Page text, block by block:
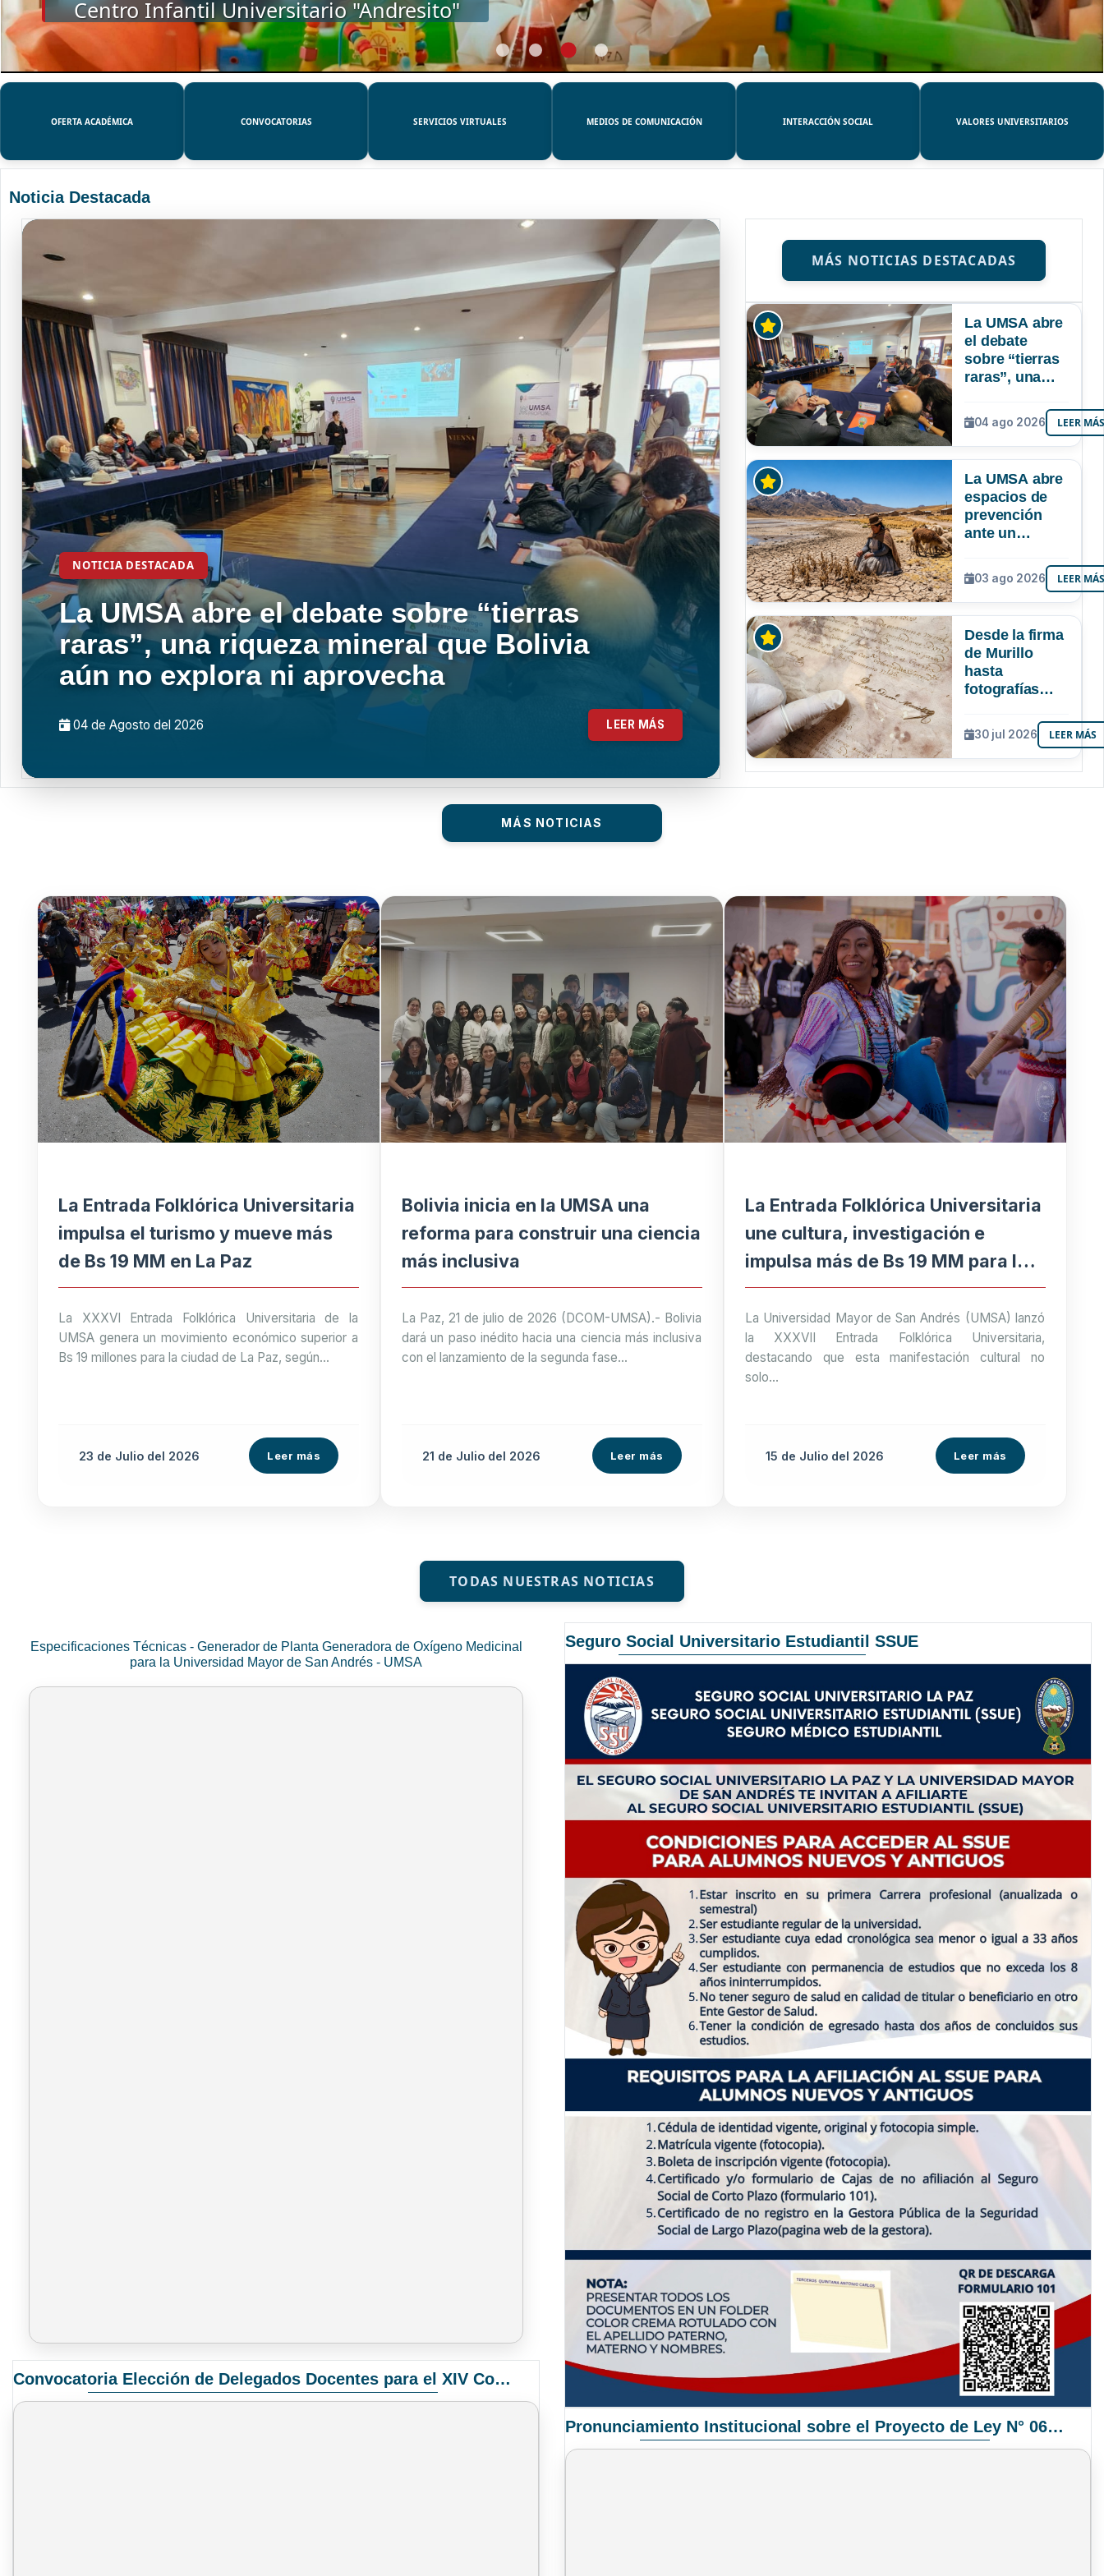
SSUE
OFERTA ACADÉMICA CONVOCATORIAS SERVICIOS VIRTUALES MEDIOS DE COMUNICACIÓN INTERACCIÓN SOCIAL VALORES UNIVERSITARIOS
Noticia Destacada
NOTICIA DESTACADA
La UMSA abre el debate sobre “tierras
raras”, una riqueza mineral que Bolivia
aún no explora ni aprovecha
04 de Agosto del 2026 LEER MÁS
MÁS NOTICIAS DESTACADAS
La UMSA abre
el debate
sobre “tierras
raras”, una
mineral que
Bolivia aún no
explora ni
04 ago 2026 LEER
La UMSA abre
espacios de
prevención
ante un
Niño que
podría superar
a los tres
Bolivia
03 ago 2026 LEER
Desde la firma
de Murillo
hasta
fotografías
UMSA
resguarda 6
joyas de la
30 jul 2026 LEER MÁS
MÁS NOTICIAS
La Entrada Folklórica Universitaria
impulsa el turismo y mueve más
de Bs 19 MM en La Paz
La XXXVI Entrada Folklórica Universitaria de la
UMSA genera un movimiento económico superior a
Bs 19 millones para la ciudad de La Paz, según...
23 de Julio del 2026 Leer más
Bolivia inicia en la UMSA una
reforma para construir una ciencia
más inclusiva
La Paz, 21 de julio de 2026 (DCOM-UMSA).- Bolivia
dará un paso inédito hacia una ciencia más inclusiva
con el lanzamiento de la segunda fase...
21 de Julio del 2026 Leer más
La Entrada Folklórica Universitaria
une cultura, investigación e
impulsa más de Bs 19 MM para la
economía paceña
La Universidad Mayor de San Andrés (UMSA) lanzó
la XXXVII Entrada Folklórica Universitaria,
destacando que esta manifestación cultural no
solo...
15 de Juliodel 2026 Leer más
TODAS NUESTRAS NOTICIAS
Especificaciones Técnicas - Generador de Planta Generadora de Oxígeno Medicinal
para la Universidad Mayor de San Andrés - UMSA
Convocatoria Elección de Delegados Docentes para el XIV Congreso Nacional de Universidades
Seguro Social Universitario Estudiantil SSUE
Pronunciamiento Institucional sobre el Proyecto de Ley N° 068/2025-2026 C.S.